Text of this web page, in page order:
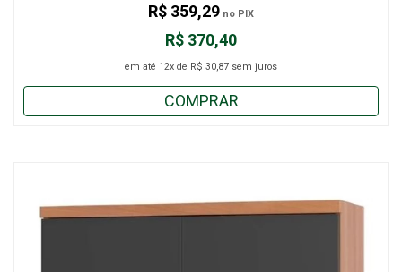
R$ 370,40
em até 12x de R$ 30,87 sem juros
R$ 359,29 no PIX
COMPRAR